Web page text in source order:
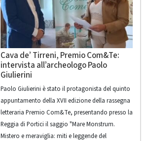
Cava de’ Tirreni, Premio Com&Te:
intervista all’archeologo Paolo
Giulierini
Paolo Giulierini è stato il protagonista del quinto
appuntamento della XVII edizione della rassegna
letteraria Premio Com&Te, presentando presso la
Reggia di Portici il saggio "Mare Monstrum.
Mistero e meraviglia: miti e leggende del